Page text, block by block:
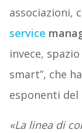
associazioni,
service
invece,
smart”, che
esponenti del
«La linea di